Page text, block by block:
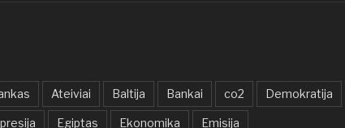
Ateiviai Baltija Bankai co2 Demokratija
Egiptas Ekonomika Emisija